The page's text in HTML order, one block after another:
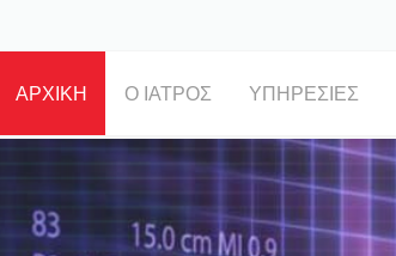
ΑΡΧΙΚΉ Ο ΙΑΤΡΌΣ ΥΠΗΡΕΣΊΕΣ